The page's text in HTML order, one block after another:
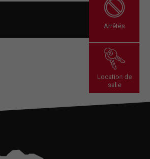
Arrêtés
Location de
salle